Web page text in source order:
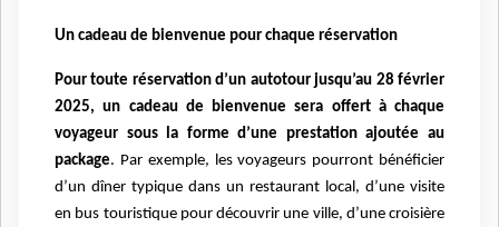
Un cadeau de bienvenue pour chaque réservation
Pour toute réservation d’un autotour jusqu’au 28 février
2025, un cadeau de bienvenue sera offert à chaque
voyageur sous la forme d’une prestation ajoutée au
package. Par exemple, les voyageurs pourront bénéficier
d’un dîner typique dans un restaurant local, d’une visite
en bus touristique pour découvrir une ville, d’une croisière